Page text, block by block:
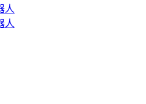
人
人